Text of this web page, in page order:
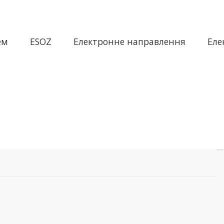
ESOZ Електронне направлення